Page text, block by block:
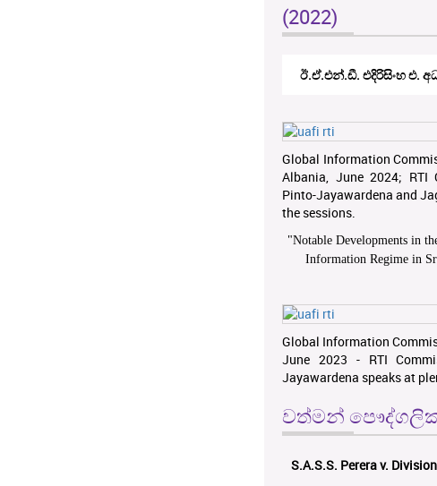
(2022)
ඊ.ඒ.එන්.ඩී. එදිරිසිංහ එ.
Global Information
Albania, June 2024; RTI
Pinto-Jayawardena and
the sessions.
"Notable Developments in
Information Regime in
Global Information
June 2023 - RTI
Jayawardena speaks at
වත්මන්
S.A.S.S. Perera v.